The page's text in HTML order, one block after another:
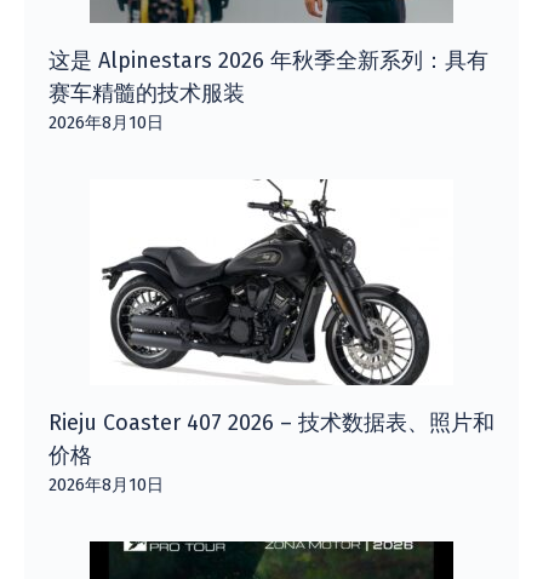
这是 Alpinestars 2026 年秋季全新系列：具有
赛车精髓的技术服装
2026年8月10日
Rieju Coaster 407 2026 – 技术数据表、照片和
价格
2026年8月10日